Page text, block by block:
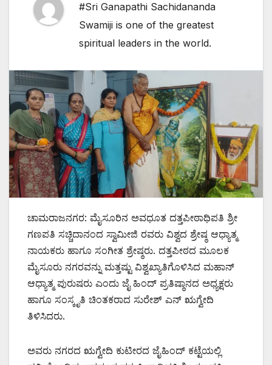
#Sri Ganapathi Sachidananda
Swamiji is one of the greatest
spiritual leaders in the world.
ಚಾಮರಾಜನಗರ: ಮೈಸೂರಿನ ಅವಧೂತ ದತ್ತಪೀಠಾಧಿಪತಿ ಶ್ರೀ
ಗಣಪತಿ ಸಚ್ಚಿದಾನಂದ ಸ್ವಾಮೀಜಿ ರವರು ವಿಶ್ವದ ಶ್ರೇಷ್ಠ ಆಧ್ಯಾತ್ಮ
ನಾಯಕರು ಹಾಗೂ ಸಂಗೀತ ಶ್ರೇಷ್ಠರು. ದತ್ತಪೀಠದ ಮೂಲಕ
ಮೈಸೂರು ನಗರವನ್ನು ಮತ್ತಷ್ಟು ವಿಶ್ವಖ್ಯಾತಿಗೊಳಿಸಿದ ಮಹಾನ್
ಆಧ್ಯಾತ್ಮ ಪುರುಷರು ಎಂದು ಜೈ ಹಿಂದ್ ಪ್ರತಿಷ್ಠಾನದ ಅಧ್ಯಕ್ಷರು
ಹಾಗೂ ಸಂಸ್ಕೃತಿ ಚಿಂತಕರಾದ ಸುರೇಶ್ ಎನ್ ಋಗ್ವೇದಿ
ತಿಳಿಸಿದರು.
ಅವರು ನಗರದ ಋಗ್ವೇದಿ ಕುಟೀರದ ಜೈಹಿಂದ್ ಕಟ್ಟೆಯಲ್ಲಿ